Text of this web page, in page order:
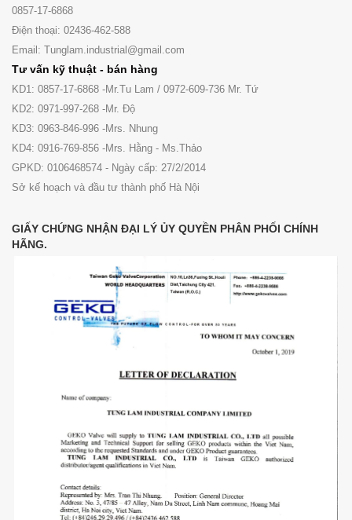
0857-17-6868
Điện thoại: 02436-462-588
Email: Tunglam.industrial@gmail.com
Tư vấn kỹ thuật - bán hàng
KD1: 0857-17-6868 -Mr.Tu Lam / 0972-609-736 Mr. Tứ
KD2: 0971-997-268 -Mr. Độ
KD3: 0963-846-996 -Mrs. Nhung
KD4: 0916-769-856 -Mrs. Hằng - Ms.Thảo
GPKD: 0106468574 - Ngày cấp: 27/2/2014
Sở kế hoạch và đầu tư thành phố Hà Nội
GIẤY CHỨNG NHẬN ĐẠI LÝ ỦY QUYỀN PHÂN PHỐI CHÍNH
HÃNG.